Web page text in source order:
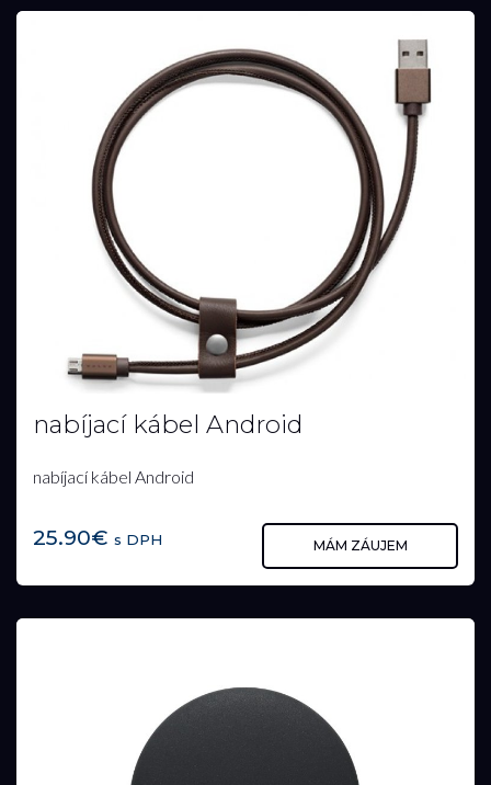
nabíjací kábel Android
nabíjací kábel Android
25.90€ s DPH MÁM ZÁUJEM